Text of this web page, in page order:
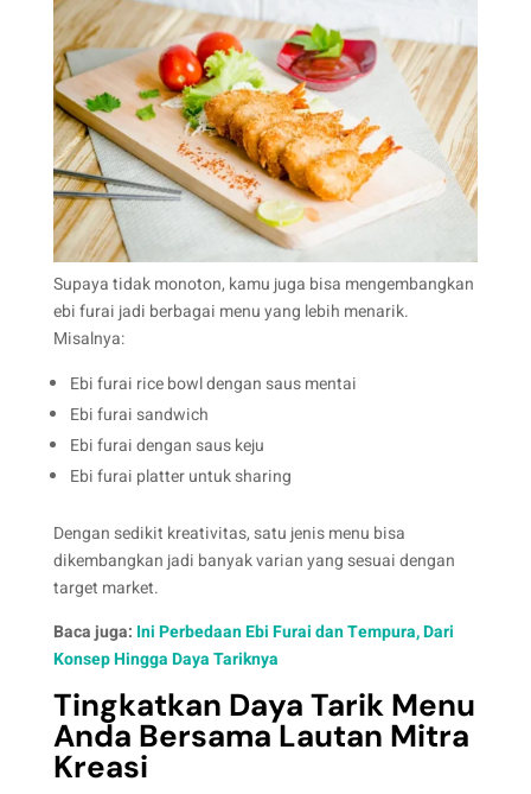
Supaya tidak monoton, kamu juga bisa mengembangkan
ebi furai jadi berbagai menu yang lebih menarik.
Misalnya:
Ebi furai rice bowl dengan saus mentai
Ebi furai sandwich
Ebi furai dengan saus keju
Ebi furai platter untuk sharing
Dengan sedikit kreativitas, satu jenis menu bisa
dikembangkan jadi banyak varian yang sesuai dengan
target market.
Baca juga: Ini Perbedaan Ebi Furai dan Tempura, Dari
Konsep Hingga Daya Tariknya
Tingkatkan Daya Tarik Menu
Anda Bersama Lautan Mitra
Kreasi